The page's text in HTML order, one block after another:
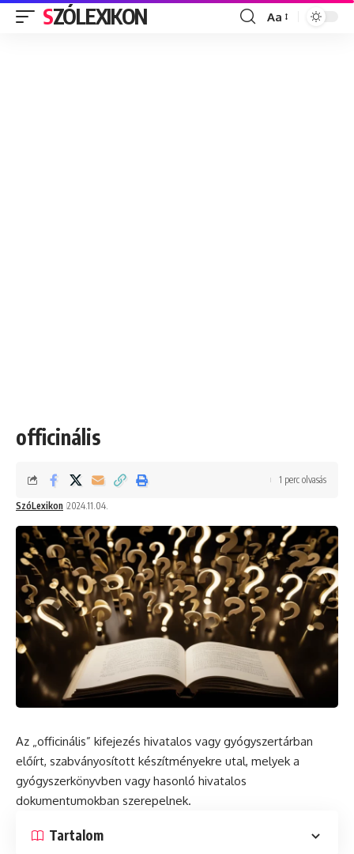
SZÓLEXIKON
Font
Aa
officinális
SzóLexikon 2024.11.04.
1 perc olvasás
Az „officinális” kifejezés hivatalos vagy gyógyszertárban
előírt, szabványosított készítményekre utal, melyek a
gyógyszerkönyvben vagy hasonló hivatalos
dokumentumokban szerepelnek.
Tartalom